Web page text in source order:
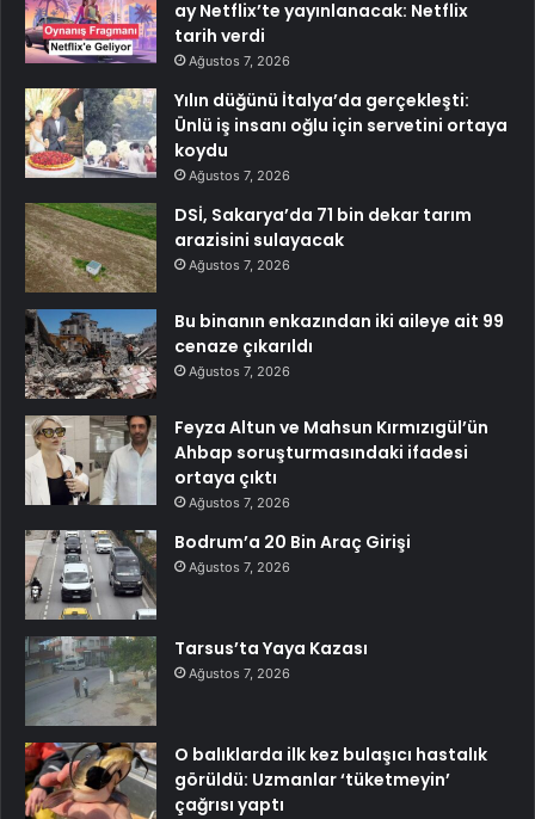
ay Netflix’te yayınlanacak: Netflix
tarih verdi
Ağustos 7, 2026
Yılın düğünü İtalya’da gerçekleşti:
Ünlü iş insanı oğlu için servetini ortaya
koydu
Ağustos 7, 2026
DSİ, Sakarya’da 71 bin dekar tarım
arazisini sulayacak
Ağustos 7, 2026
Bu binanın enkazından iki aileye ait 99
cenaze çıkarıldı
Ağustos 7, 2026
Feyza Altun ve Mahsun Kırmızıgül’ün
Ahbap soruşturmasındaki ifadesi
ortaya çıktı
Ağustos 7, 2026
Bodrum’a 20 Bin Araç Girişi
Ağustos 7, 2026
Tarsus’ta Yaya Kazası
Ağustos 7, 2026
O balıklarda ilk kez bulaşıcı hastalık
görüldü: Uzmanlar ‘tüketmeyin’
çağrısı yaptı